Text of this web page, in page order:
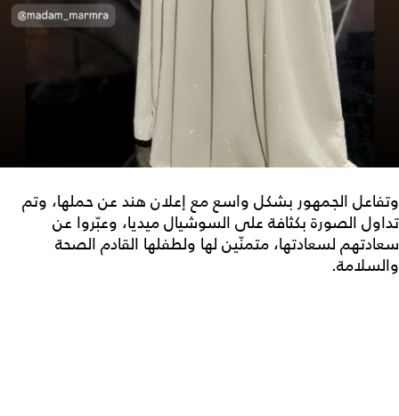
وتفاعل الجمهور بشكل واسع مع إعلان هند عن حملها، وتم
تداول الصورة بكثافة على السوشيال ميديا، وعبّروا عن
سعادتهم لسعادتها، متمنّين لها ولطفلها القادم الصحة
والسلامة.